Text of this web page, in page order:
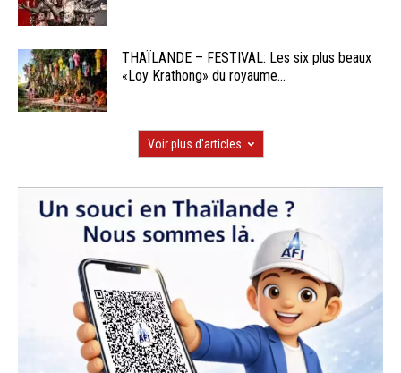
THAÏLANDE – FESTIVAL: Les six plus beaux
«Loy Krathong» du royaume...
Voir plus d'articles